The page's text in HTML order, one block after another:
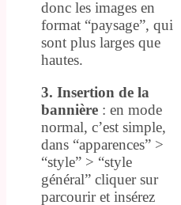
donc les images en
format “paysage”, qui
sont plus larges que
hautes.
3. Insertion de la
bannière : en mode
normal, c’est simple,
dans “apparences” >
“style” > “style
général” cliquer sur
parcourir et insérez